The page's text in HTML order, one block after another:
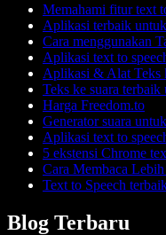
Memahami fitur text
Aplikasi terbaik
Cara menggunakan
Aplikasi text to
Aplikasi & Alat Teks
Teks ke suara terbaik
Harga Freedom.to
Generator suara
Aplikasi text to
5 ekstensi Chrome
Cara Membaca
Text to Speech
Blog Terbaru